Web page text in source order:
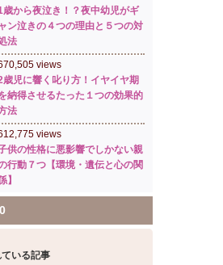
歳から夜泣き！？夜中幼児がギ
ャン泣きの４つの理由と５つの対
法
views
歳児に響く叱り方！イヤイヤ期
納得させるたった１つの効果的
法
views
供の性格に悪影響でしかない親
行動７つ【環境・遺伝と心の関
】
いる記事